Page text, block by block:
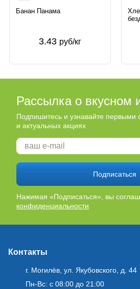
Банан Панама
3.43 руб/кг
Рассылка о вкусном
Подпишитесь и узнавайте первыми
и актуальных акциях
Подписаться
Нажимая «Подписаться», вы
конфиденциальности
Контакты
г. Могилёв, ул. Якубовского, д. 44
Пн-Вс: с 08:00 до 21:00